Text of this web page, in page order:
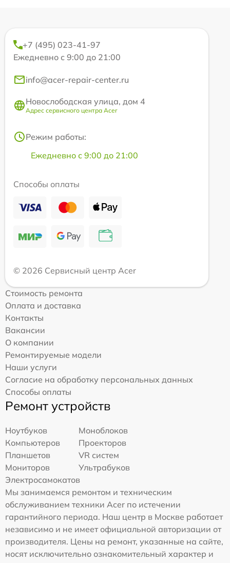
+7 (495) 023-41-97
Ежедневно с 9:00 до 21:00
info@acer-repair-center.ru
Новослободская улица, дом 4
Адрес сервисного центра Acer
Режим работы:
Ежедневно с 9:00 до 21:00
Способы оплаты
© 2026 Сервисный центр Acer
Стоимость ремонта
Оплата и доставка
Контакты
Вакансии
О компании
Ремонтируемые модели
Наши услуги
Согласие на обработку персональных данных
Способы оплаты
Ремонт устройств
Ноутбуков
Моноблоков
Компьютеров
Проекторов
Планшетов
VR систем
Мониторов
Ультрабуков
Электросамокатов
Мы занимаемся ремонтом и техническим
обслуживанием техники Acer по истечении
гарантийного периода. Наш центр в Москве работает
независимо и не имеет официальной авторизации от
производителя. Цены на ремонт, указанные на сайте,
носят исключительно ознакомительный характер и